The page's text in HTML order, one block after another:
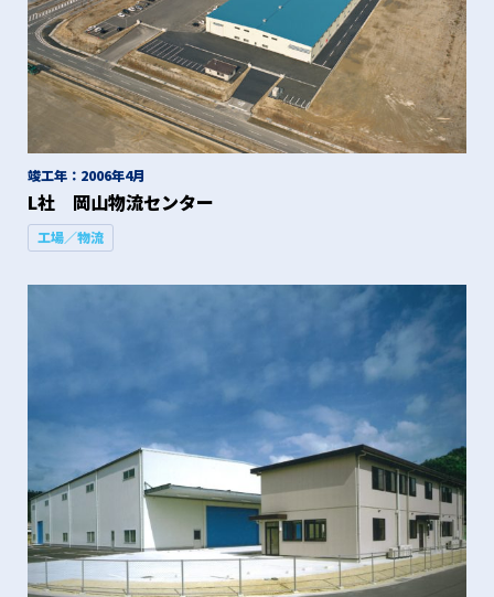
竣工年：2006年4月
L社 岡山物流センター
工場／物流